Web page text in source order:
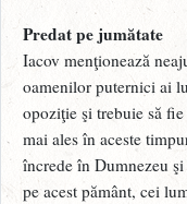
Predat pe jumătate
Iacov menţionează
oamenilor puternici ai
opoziţie şi trebuie să fie
mai ales în aceste
încrede în Dumnezeu
pe acest pământ, cei